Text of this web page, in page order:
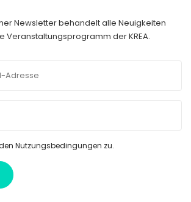
Newsletter behandelt alle Neuigkeiten
Veranstaltungsprogramm der KREA.
Nutzungsbedingungen zu.